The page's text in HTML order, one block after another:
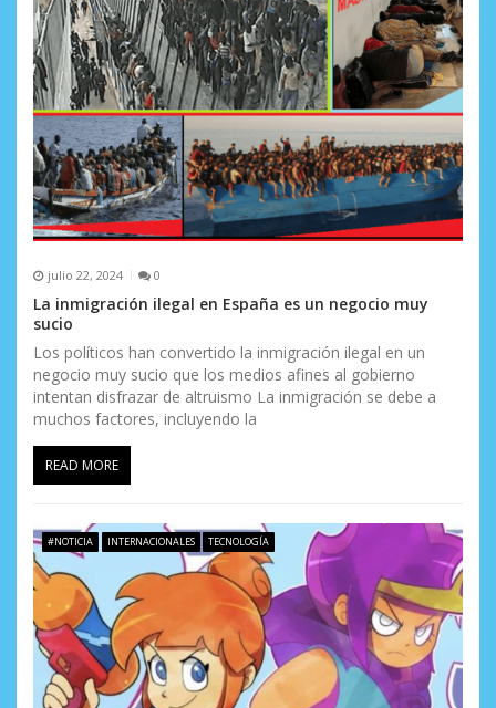
julio 22, 2024 0
La inmigración ilegal en España es un negocio muy
sucio
Los políticos han convertido la inmigración ilegal en un
negocio muy sucio que los medios afines al gobierno
intentan disfrazar de altruismo La inmigración se debe a
muchos factores, incluyendo la
READ MORE
#NOTICIA INTERNACIONALES TECNOLOGÍA